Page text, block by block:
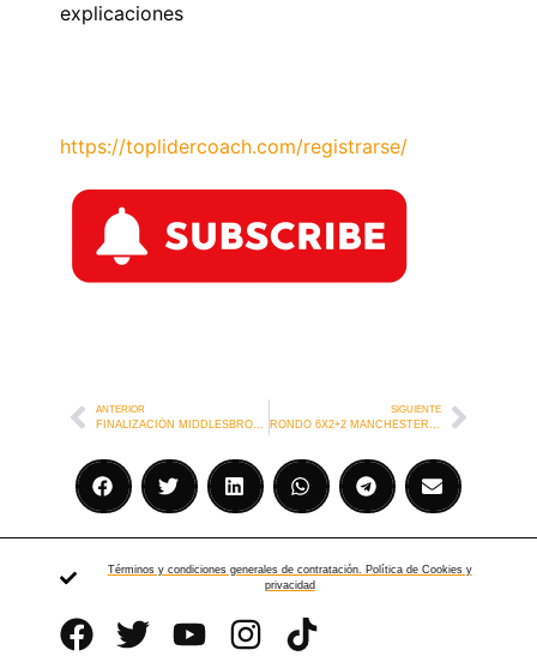
explicaciones
https://toplidercoach.com/registrarse/
ANTERIOR SIGUIENTE
Términos y condiciones generales de contratación. Política de Cookies y
privacidad